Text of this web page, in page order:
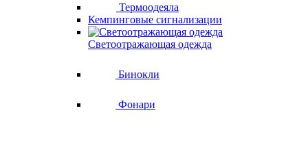
Термоодеяла
Кемпинговые сигнализации
Светоотражающая одежда
Бинокли
Фонари